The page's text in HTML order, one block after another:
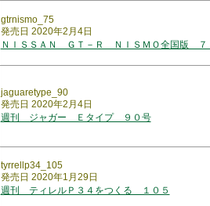
gtrnismo_75
発売日 2020年2月4日
ＮＩＳＳＡＮ ＧＴ－Ｒ ＮＩＳＭＯ全国版 ７
jaguaretype_90
発売日 2020年2月4日
週刊 ジャガー Ｅタイプ ９０号
tyrrellp34_105
発売日 2020年1月29日
週刊 ティレルＰ３４をつくる １０５